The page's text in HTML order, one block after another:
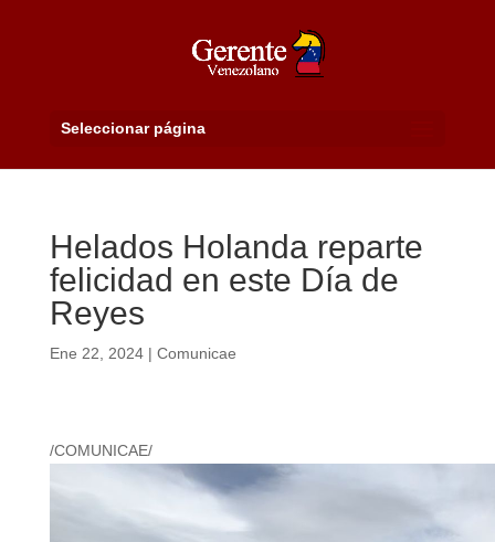
Seleccionar página
Helados Holanda reparte
felicidad en este Día de
Reyes
Ene 22, 2024| Comunicae
/COMUNICAE/